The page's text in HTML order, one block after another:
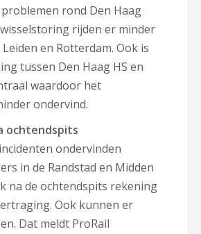
rond Den Haag
rijden er minder
en Rotterdam. Ook is
tussen Den Haag HS en
waardoor het
ondervind.
ochtendspits
ondervinden
in de Randstad en Midden
na de ochtendspits rekening
Ook kunnen er
Dat meldt ProRail